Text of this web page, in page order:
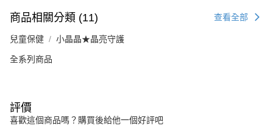
商品相關分類 (11) 查看全部
兒童保健 小晶晶★晶亮守護
全系列商品
評價
喜歡這個商品嗎？購買後給他一個好評吧